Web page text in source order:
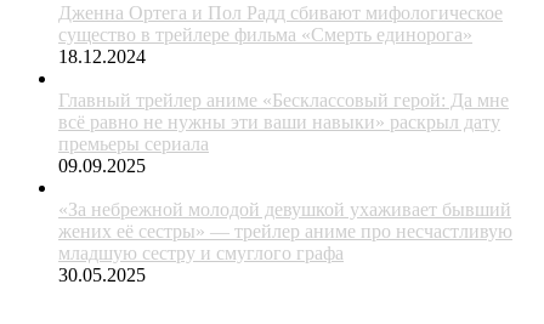
Дженна Ортега и Пол Радд сбивают мифологическое
существо в трейлере фильма «Смерть единорога»
18.12.2024
Главный трейлер аниме «Бесклассовый герой: Да мне
всё равно не нужны эти ваши навыки» раскрыл дату
премьеры сериала
09.09.2025
«За небрежной молодой девушкой ухаживает бывший
жених её сестры» — трейлер аниме про несчастливую
младшую сестру и смуглого графа
30.05.2025